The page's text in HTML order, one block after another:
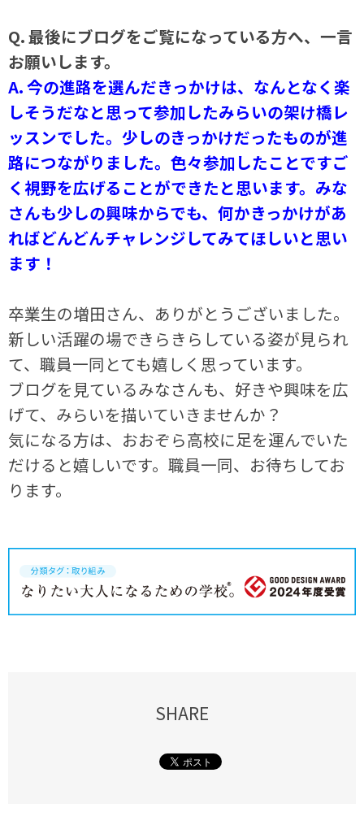
Q. 最後にブログをご覧になっている方へ、一言
お願いします。
A. 今の進路を選んだきっかけは、なんとなく楽
しそうだなと思って参加したみらいの架け橋レ
ッスンでした。少しのきっかけだったものが進
路につながりました。色々参加したことですご
く視野を広げることができたと思います。みな
さんも少しの興味からでも、何かきっかけがあ
ればどんどんチャレンジしてみてほしいと思い
ます！
卒業生の増田さん、ありがとうございました。
新しい活躍の場できらきらしている姿が見られ
て、職員一同とても嬉しく思っています。
ブログを見ているみなさんも、好きや興味を広
げて、みらいを描いていきませんか？
気になる方は、おおぞら高校に足を運んでいた
だけると嬉しいです。職員一同、お待ちしてお
ります。
SHARE